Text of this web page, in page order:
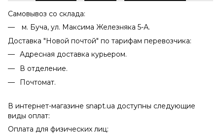
Самовывоз со склада:
м. Буча, ул. Максима Железняка 5-А.
Доставка "Новой почтой" по тарифам перевозчика:
Адресная доставка курьером.
В отделение.
Почтомат.
В интернет-магазине snapt.ua доступны следующие
виды оплат:
Оплата для физических лиц: